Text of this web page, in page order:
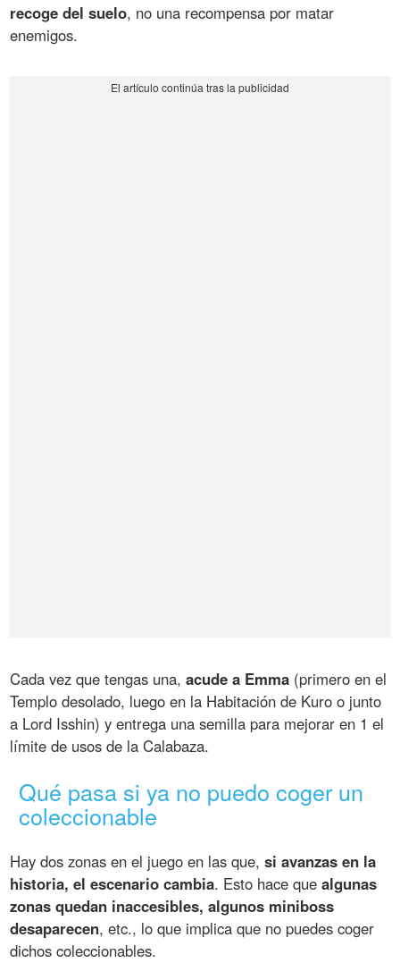
recoge del suelo, no una recompensa por matar
enemigos.
Cada vez que tengas una,acude a Emma (primero en el
Templo desolado, luego en la Habitación de Kuro o junto
a Lord Isshin) y entrega una semilla para mejorar en 1 el
límite de usos de la Calabaza.
Qué pasa si ya no puedo coger un
coleccionable
Hay dos zonas en el juego en las que,si avanzas en la
historia, el escenario cambia. Esto hace quealgunas
zonas quedan inaccesibles, algunos miniboss
desaparecen, etc., lo que implica que no puedes coger
dichos coleccionables.